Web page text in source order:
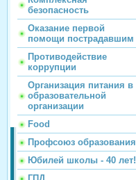
безопасность
Оказание первой
помощи пострадавшим
Противодействие
коррупции
Организация питания в
образовательной
организации
Food
Профсоюз образования
Юбилей школы - 40 лет!